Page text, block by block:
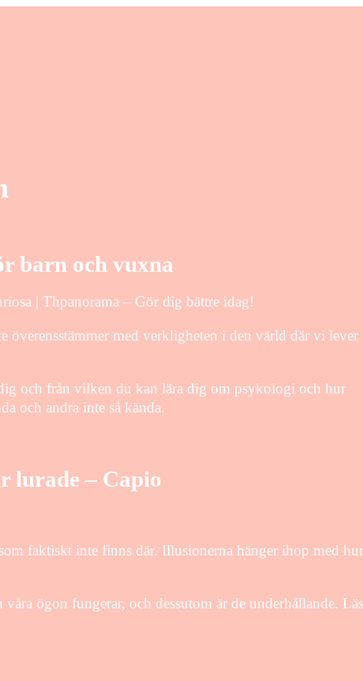
barn och vuxna
| Thpanorama – Gör dig bättre idag!
överensstämmer med verkligheten i den värld där vi lever
och från vilken du kan lära dig om psykologi och hur
och andra inte så kända.
lurade – Capio
faktiskt inte finns där. Illusionerna hänger ihop med hur
ögon fungerar, och dessutom är de underhållande. Läs